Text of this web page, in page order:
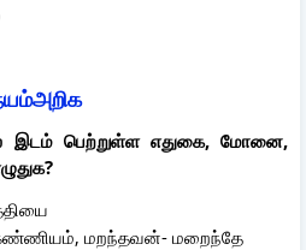
இடம் பெற்றுள்ள எதுகை, மோனை,
மறந்தவன்- மறைந்தே